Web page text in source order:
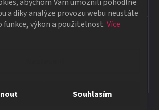
a díky analýze provozu webu neustále
funkce, výkon a použitelnost.Více
Souhlasím